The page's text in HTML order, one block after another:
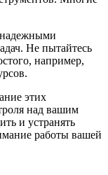
Не пытайтесь
например,
этих
над вашим
и устранять
работы вашей